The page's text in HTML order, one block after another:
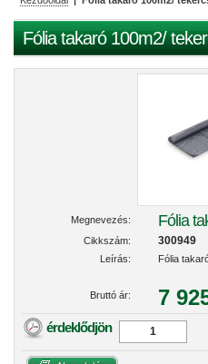
Fólia takaró 100m2/
Megnevezés: Fólia
Cikkszám: 300949
Leírás: Fólia
Bruttó ár: 7
érdeklődjön